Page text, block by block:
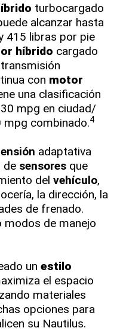
turbocargado
alcanzar hasta
415 libras por pie
híbrido cargado
con motor
una clasificación
mpg en ciudad/
combinado.4
adaptativa
de sensores que
del vehículo,
la dirección, la
de frenado.
modos de manejo
un estilo
el espacio
materiales
opciones para
su Nautilus.